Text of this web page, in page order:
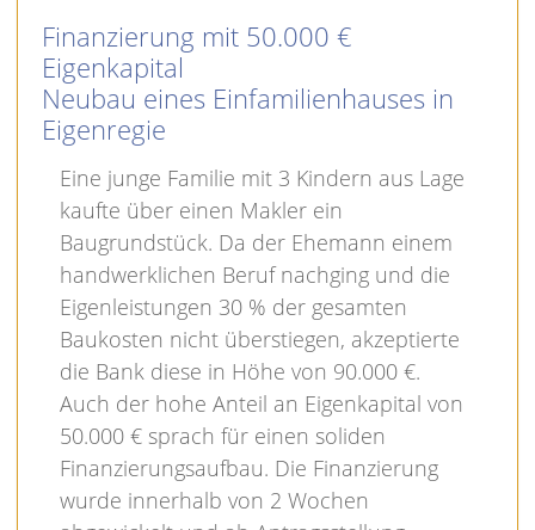
Finanzierung mit 50.000 €
Eigenkapital
Neubau eines Einfamilienhauses in
Eigenregie
Eine junge Familie mit 3 Kindern aus Lage
kaufte über einen Makler ein
Baugrundstück. Da der Ehemann einem
handwerklichen Beruf nachging und die
Eigenleistungen 30 % der gesamten
Baukosten nicht überstiegen, akzeptierte
die Bank diese in Höhe von 90.000 €.
Auch der hohe Anteil an Eigenkapital von
50.000 € sprach für einen soliden
Finanzierungsaufbau. Die Finanzierung
wurde innerhalb von 2 Wochen